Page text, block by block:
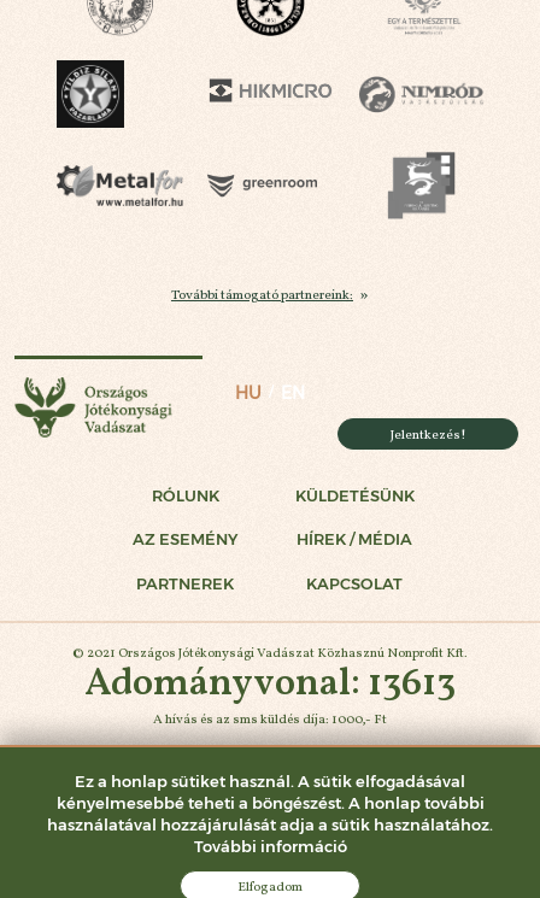
További támogató partnereink:
Országos Jótékonysági Vadászat
HU EN
Jelentkezés!
RÓLUNK KÜLDETÉSÜNK
AZ ESEMÉNY HÍREK / MÉDIA
PARTNEREK KAPCSOLAT
© 2021 Országos Jótékonysági Vadászat Közhasznú Nonprofit Kft.
Adományvonal: 13613
A hívás és az sms küldés díja: 1000,- Ft
instagram
bankszámla szám: 10700093-71521042-51100005
website by:
Ez a honlap sütiket használ. A sütik elfogadásával
kényelmesebbé teheti a böngészést. A honlap további
használatával hozzájárulását adja a sütik használatához.
További információ
Elfogadom